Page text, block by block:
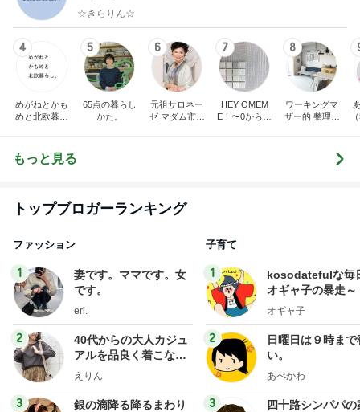
☆きらりん☆
4
めがねとかも
めと北欧暮ら
5
65点の暮らし
かた。
6
元祖サロネー
ゼ マダム市川
7
HEY OMEM
E！〜0からの
8
ワーキングマ
ザー的 整理収
もっと見る
トップブロガーランキング
ファッション
1
妻です。ママです。女
です。
eri.
2
40代からの大人カジュ
アルを品良く着こなす
ファッションブログ
えりん
3
銀の滴降る降るまわり
子育て
1
kosodatefulな毎
オギャ子の暴走～
オギャ子
2
日曜日は９時まで
い。
あべかわ
3
四十路シンパパの